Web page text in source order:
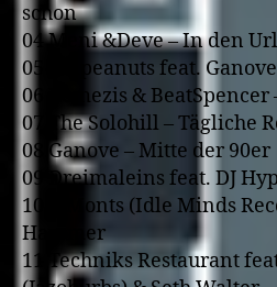
schon
04 Meni &Deve – In den
05 Filipeanuts feat.
06 Remezis &
07 The Solohill – Tägliche
08 Ganove – Mitte der 90er
09 Dreimaleins feat. DJ
10 C.Monts (Idle Minds
Hammer
11 Techniks Restaurant